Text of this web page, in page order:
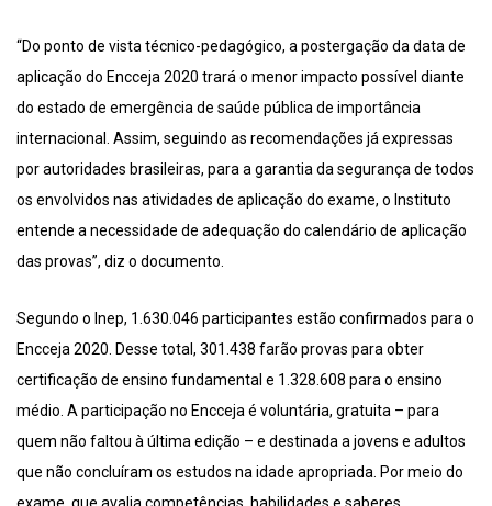
“Do ponto de vista técnico-pedagógico, a postergação da data de
aplicação do Encceja 2020 trará o menor impacto possível diante
do estado de emergência de saúde pública de importância
internacional. Assim, seguindo as recomendações já expressas
por autoridades brasileiras, para a garantia da segurança de todos
os envolvidos nas atividades de aplicação do exame, o Instituto
entende a necessidade de adequação do calendário de aplicação
das provas”, diz o documento.
Segundo o Inep, 1.630.046 participantes estão confirmados para o
Encceja 2020. Desse total, 301.438 farão provas para obter
certificação de ensino fundamental e 1.328.608 para o ensino
médio. A participação no Encceja é voluntária, gratuita – para
quem não faltou à última edição – e destinada a jovens e adultos
que não concluíram os estudos na idade apropriada. Por meio do